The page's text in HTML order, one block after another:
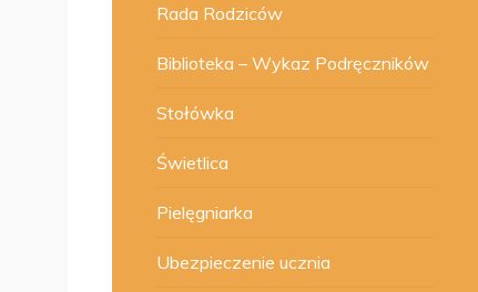
Rada Rodziców
Biblioteka – Wykaz Podręczników
Stołówka
Świetlica
Pielęgniarka
Ubezpieczenie ucznia